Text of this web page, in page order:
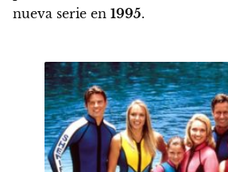
nueva serie en 1995.